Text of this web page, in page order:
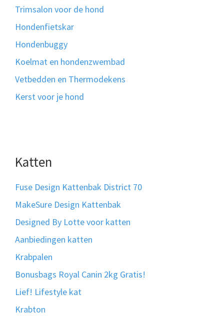
Trimsalon voor de hond
Hondenfietskar
Hondenbuggy
Koelmat en hondenzwembad
Vetbedden en Thermodekens
Kerst voor je hond
Katten
Fuse Design Kattenbak District 70
MakeSure Design Kattenbak
Designed By Lotte voor katten
Aanbiedingen katten
Krabpalen
Bonusbags Royal Canin 2kg Gratis!
Lief! Lifestyle kat
Krabton